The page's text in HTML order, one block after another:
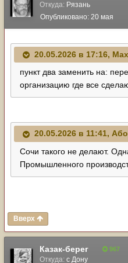
Откуда: Рязань
Опубликовано: 20 мая
20.05.2026 в 17:16,
пункт два заменить на:
организацию где все
20.05.2026 в 11:41,
Сочи такого не делают.
Промышленного
Вверх
Казак-берег 967
Откуда: с Дону